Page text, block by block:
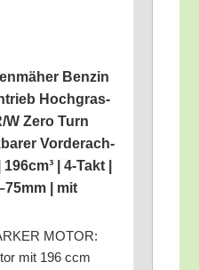
Ben­zin
Hoch­gras­
​W Zero Turn
Vor­der­ach­
| 4‑Takt |
| mit
MOTOR:
mit 196 ccm